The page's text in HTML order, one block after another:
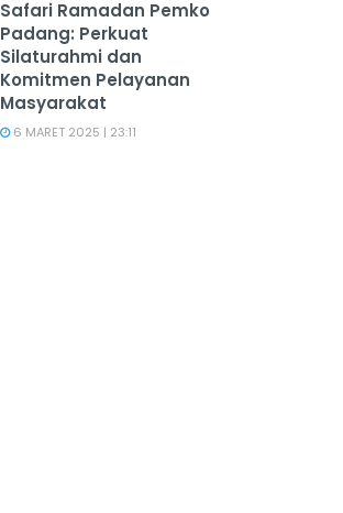
Safari Ramadan Pemko
Padang: Perkuat
Silaturahmi dan
Komitmen Pelayanan
Masyarakat
6 MARET 2025 | 23:11